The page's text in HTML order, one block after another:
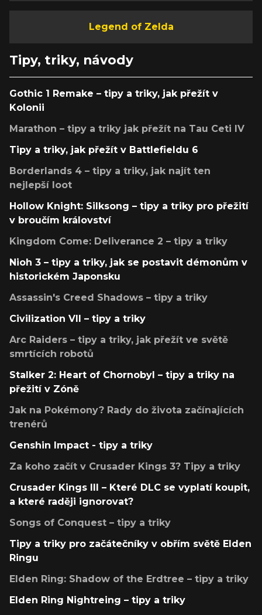
Legend of Zelda
Tipy, triky, návody
Gothic 1 Remake – tipy a triky, jak přežít v
Kolonii
Marathon – tipy a triky jak přežít na Tau Ceti IV
Tipy a triky, jak přežít v Battlefieldu 6
Borderlands 4 – tipy a triky, jak najít ten
nejlepší loot
Hollow Knight: Silksong – tipy a triky pro přežití
v broučím království
Kingdom Come: Deliverance 2 – tipy a triky
Nioh 3 – tipy a triky, jak se postavit démonům v
historickém Japonsku
Assassin's Creed Shadows – tipy a triky
Civilization VII – tipy a triky
Arc Raiders – tipy a triky, jak přežít ve světě
smrtících robotů
Stalker 2: Heart of Chornobyl – tipy a triky na
přežití v Zóně
Jak na Pokémony? Rady do života začínajících
trenérů
Genshin Impact - tipy a triky
Za koho začít v Crusader Kings 3? Tipy a triky
Crusader Kings III – Které DLC se vyplatí koupit,
a které raději ignorovat?
Songs of Conquest – tipy a triky
Tipy a triky pro začátečníky v obřím světě Elden
Ringu
Elden Ring: Shadow of the Erdtree – tipy a triky
Elden Ring Nightreing – tipy a triky